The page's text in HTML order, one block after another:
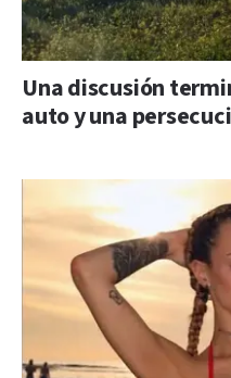
Una discusión
auto y una